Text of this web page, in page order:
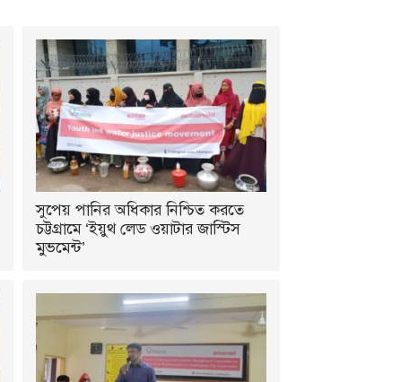
সুপেয় পানির অধিকার নিশ্চিত করতে
চট্টগ্রামে ‘ইয়ুথ লেড ওয়াটার জাস্টিস
মুভমেন্ট’